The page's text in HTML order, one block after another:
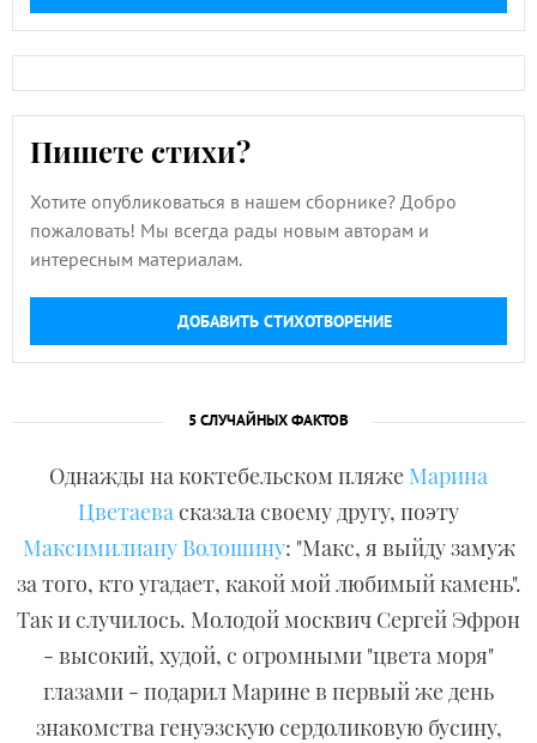
Пишете стихи?
Хотите опубликоваться в нашем сборнике? Добро
пожаловать! Мы всегда рады новым авторам и
интересным материалам.
ДОБАВИТЬ СТИХОТВОРЕНИЕ
5 СЛУЧАЙНЫХ ФАКТОВ
Однажды на коктебельском пляже Марина
Цветаевасказала своему другу, поэту
Максимилиану Волошину: "Макс, я выйду замуж
за того, кто угадает, какой мой любимый камень".
Так и случилось. Молодой москвич Сергей Эфрон
- высокий, худой, с огромными "цвета моря"
глазами - подарил Марине в первый же день
знакомства генуэзскую сердоликовую бусину,